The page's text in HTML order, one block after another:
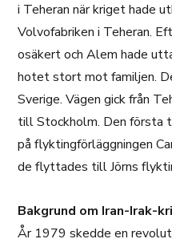
i Teheran när kriget hade
Volvofabriken i Teheran.
osäkert och Alem hade
hotet stort mot familjen.
Sverige. Vägen gick från
till Stockholm. Den första
på flyktingförläggningen
de flyttades till Jörns
Bakgrund om Iran-Irak-
År 1979 skedde en